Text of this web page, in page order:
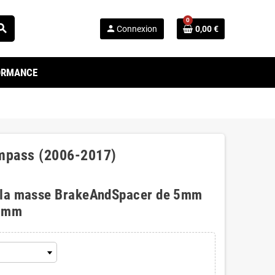
person Connexion
0
0,00 €
(2006-2017)
masse BrakeAndSpacer de 5mm